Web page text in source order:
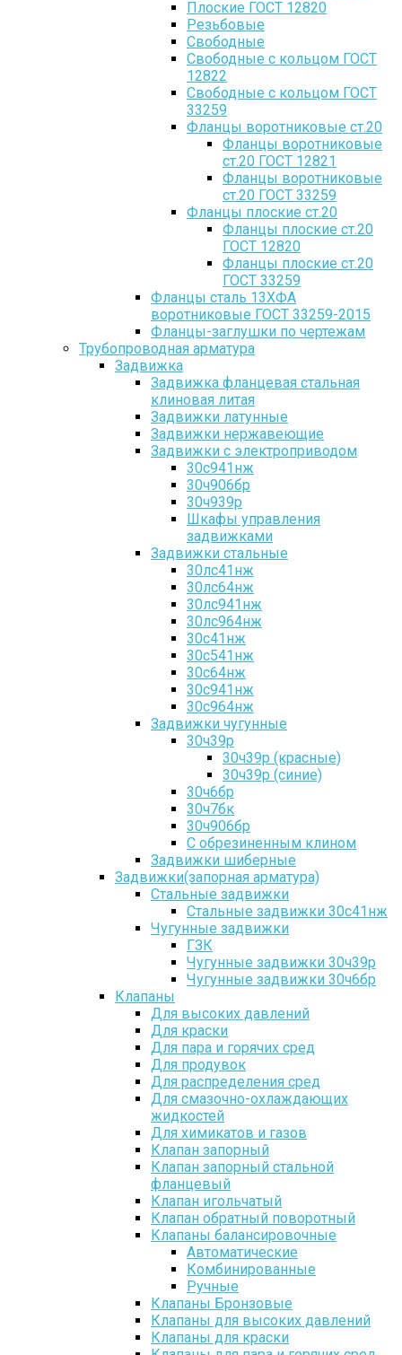
Плоские ГОСТ 12820
Резьбовые
Свободные
Свободные с кольцом ГОСТ
12822
Свободные с кольцом ГОСТ
33259
Фланцы воротниковые ст.20
Фланцы воротниковые
ст.20 ГОСТ 12821
Фланцы воротниковые
ст.20 ГОСТ 33259
Фланцы плоские ст.20
Фланцы плоские ст.20
ГОСТ 12820
Фланцы плоские ст.20
ГОСТ 33259
Фланцы сталь 13ХФА
воротниковые ГОСТ 33259-2015
Фланцы-заглушки по чертежам
Трубопроводная арматура
Задвижка
Задвижка фланцевая стальная
клиновая литая
Задвижки латунные
Задвижки нержавеющие
Задвижки с электроприводом
30с941нж
30ч906бр
30ч939р
Шкафы управления
задвижками
Задвижки стальные
30лс41нж
30лс64нж
30лс941нж
30лс964нж
30с41нж
30с541нж
30с64нж
30с941нж
30с964нж
Задвижки чугунные
30ч39р
30ч39р (красные)
30ч39р (синие)
30ч6бр
30ч7бк
30ч906бр
С обрезиненным клином
Задвижки шиберные
Задвижки(запорная арматура)
Стальные задвижки
Стальные задвижки 30с41нж
Чугунные задвижки
ГЗК
Чугунные задвижки 30ч39р
Чугунные задвижки 30ч6бр
Клапаны
Для высоких давлений
Для краски
Для пара и горячих сред
Для продувок
Для распределения сред
Для смазочно-охлаждающих
жидкостей
Для химикатов и газов
Клапан запорный
Клапан запорный стальной
фланцевый
Клапан игольчатый
Клапан обратный поворотный
Клапаны балансировочные
Автоматические
Комбинированные
Ручные
Клапаны Бронзовые
Клапаны для высоких давлений
Клапаны для краски